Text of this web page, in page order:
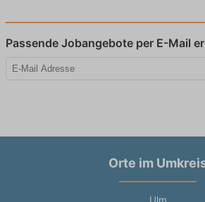
Passende Jobangebote per E-Mail
Orte im